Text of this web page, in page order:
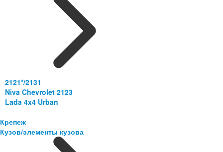
2121*/2131
Niva Chevrolet 2123
Lada 4x4 Urban
Крепеж
Кузов/элементы кузова